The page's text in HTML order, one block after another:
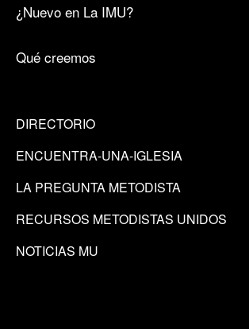
¿Nuevo en La IMU?
Qué creemos
DIRECTORIO
ENCUENTRA-UNA-IGLESIA
LA PREGUNTA METODISTA
RECURSOS METODISTAS UNIDOS
NOTICIAS MU